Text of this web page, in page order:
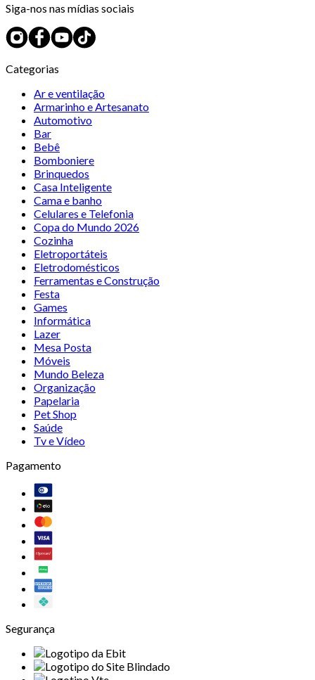
Siga-nos nas mídias sociais
Categorias
Ar e ventilação
Armarinho e Artesanato
Automotivo
Bar
Bebê
Bomboniere
Brinquedos
Casa Inteligente
Cama e banho
Celulares e Telefonia
Copa do Mundo 2026
Cozinha
Eletroportáteis
Eletrodomésticos
Ferramentas e Construção
Festa
Games
Informática
Lazer
Mesa Posta
Móveis
Mundo Beleza
Organização
Papelaria
Pet Shop
Saúde
Tv e Vídeo
Pagamento
Segurança